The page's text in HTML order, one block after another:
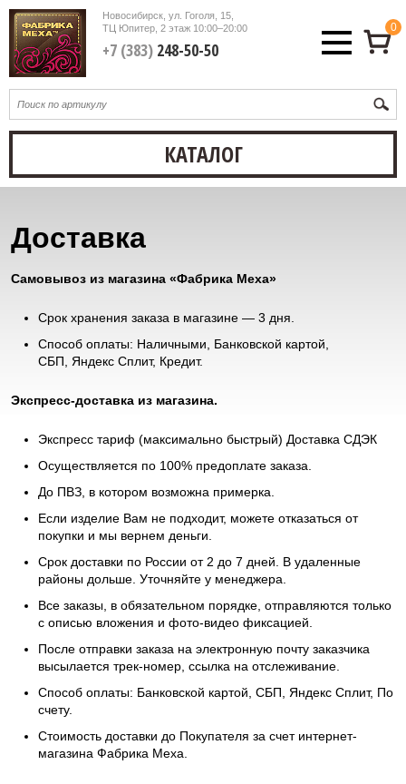
Новосибирск, ул. Гоголя, 15,
ТЦ Юпитер, 2 этаж10:00–20:00
+7 (383)248-50-50
0
КАТАЛОГ
Доставка
Самовывоз из магазина «Фабрика Меха»
Срок хранения заказа в магазине — 3 дня.
Способ оплаты: Наличными, Банковской картой,
СБП, Яндекс Сплит, Кредит.
Экспресс-доставка из магазина.
Экспресс тариф (максимально быстрый) Доставка СДЭК
Осуществляется по 100% предоплате заказа.
До ПВЗ, в котором возможна примерка.
Если изделие Вам не подходит, можете отказаться от
покупки и мы вернем деньги.
Срок доставки по России от 2 до 7 дней. В удаленные
районы дольше. Уточняйте у менеджера.
Все заказы, в обязательном порядке, отправляются только
с описью вложения и фото-видео фиксацией.
После отправки заказа на электронную почту заказчика
высылается трек-номер, ссылка на отслеживание.
Способ оплаты: Банковской картой, СБП, Яндекс Сплит, По
счету.
Стоимость доставки до Покупателя за счет интернет-
магазина Фабрика Меха.